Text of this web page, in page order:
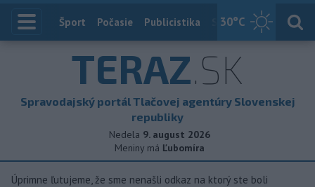
30°C
Index
Šport Počasie Publicistika Slovensko
TERAZ.SK
Spravodajský portál Tlačovej agentúry Slovenskej
republiky
Nedela 9. august 2026
Meniny má Ľubomíra
Úprimne ľutujeme, že sme nenašli odkaz na ktorý ste boli